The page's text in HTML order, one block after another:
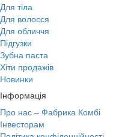
Для тіла
Для волосся
Для обличчя
Підгузки
Зубна паста
Хіти продажів
Новинки
Інформація
Про нас – Фабрика Комбі
Інвесторам